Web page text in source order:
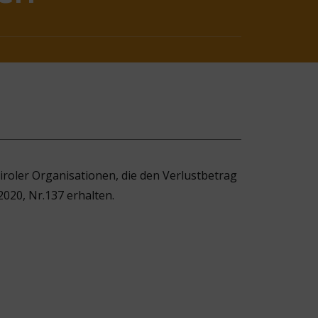
Organisationen, die den Verlustbetrag
Nr.137 erhalten.